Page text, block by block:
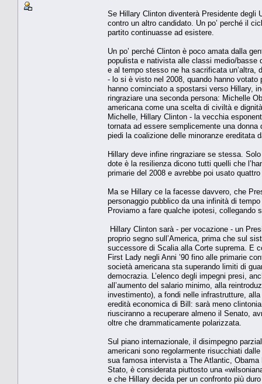
Se Hillary Clinton diventerà Presidente degli
contro un altro candidato. Un po’ perché il
partito continuasse ad esistere.
Un po’ perché Clinton è poco amata dalla
populista e nativista alle classi medio/basse
e al tempo stesso ne ha sacrificata un’altra,
- lo si è visto nel 2008, quando hanno
hanno cominciato a spostarsi verso Hillary,
ringraziare una seconda persona: Michelle
americana come una scelta di civiltà e
Michelle, Hillary Clinton - la vecchia
tornata ad essere semplicemente una
piedi la coalizione delle minoranze
Hillary deve infine ringraziare se stessa.
dote è la resilienza dicono tutti quelli che
primarie del 2008 e avrebbe poi usato
Ma se Hillary ce la facesse davvero, che
personaggio pubblico da una infinità di
Proviamo a fare qualche ipotesi, collegando
Hillary Clinton sarà - per vocazione - un
proprio segno sull’America, prima che sul
successore di Scalia alla Corte suprema. E
First Lady negli Anni ’90 fino alle primarie
società americana sta superando limiti di
democrazia. L’elenco degli impegni presi,
all’aumento del salario minimo, alla
investimento), a fondi nelle infrastrutture,
eredità economica di Bill: sarà meno
riusciranno a recuperare almeno il Senato,
oltre che drammaticamente polarizzata.
Sul piano internazionale, il disimpegno
americani sono regolarmente risucchiati
sua famosa intervista a The Atlantic,
Stato, è considerata piuttosto una
e che Hillary decida per un confronto più